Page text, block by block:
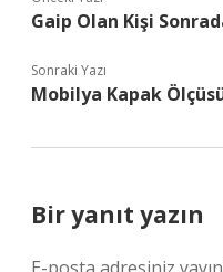
Gaip Olan Kişi
Sonraki Yazı
Mobilya Kapak
Bir yanıt yazın